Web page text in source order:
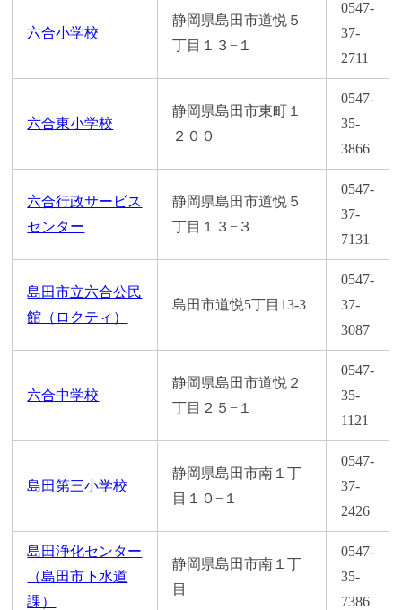
六合小学校
静岡県島田市道悦５
丁目１３−１
0547-
37-
2711
六合東小学校
静岡県島田市東町１
２００
0547-
35-
3866
六合行政サービス
センター
静岡県島田市道悦５
丁目１３−３
0547-
37-
7131
島田市立六合公民
館（ロクティ）
島田市道悦5丁目13-3
0547-
37-
3087
六合中学校
静岡県島田市道悦２
丁目２５−１
0547-
35-
1121
島田第三小学校
静岡県島田市南１丁
目１０−１
0547-
37-
2426
島田浄化センター
（島田市下水道
課）
静岡県島田市南１丁
目
0547-
35-
7386